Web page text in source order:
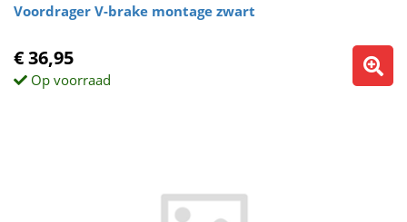
Voordrager V-brake montage zwart
€ 36,95
Op voorraad